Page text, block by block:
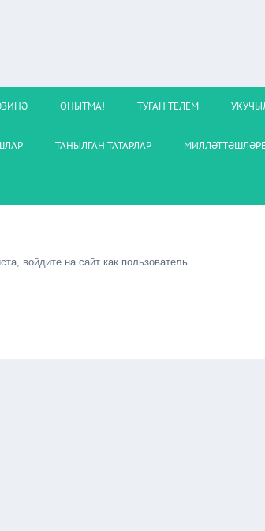
ОНЫТМА! ТУГАН ТЕЛЕМ
ТАНЫЛГАН ТАТАРЛАР
войдите на сайт как пользователь.